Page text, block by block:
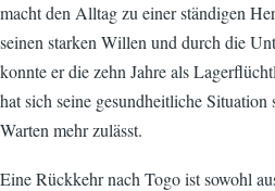
macht den Alltag zu einer ständigen
seinen starken Willen und durch die
konnte er die zehn Jahre als
hat sich seine gesundheitliche Situation
Warten mehr zulässt.
Eine Rückkehr nach Togo ist sowohl